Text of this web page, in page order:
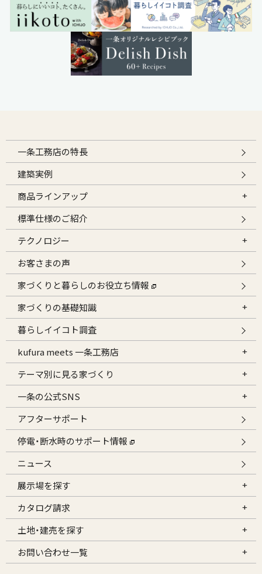
一条工務店の特長
建築実例
商品ラインアップ
標準仕様のご紹介
テクノロジー
お客さまの声
家づくりと暮らしのお役立ち情報
家づくりの基礎知識
暮らしイイコト調査
kufura meets 一条工務店
テーマ別に見る家づくり
一条の公式SNS
アフターサポート
停電・断水時のサポート情報
ニュース
展示場を探す
カタログ請求
土地・建売を探す
お問い合わせ一覧